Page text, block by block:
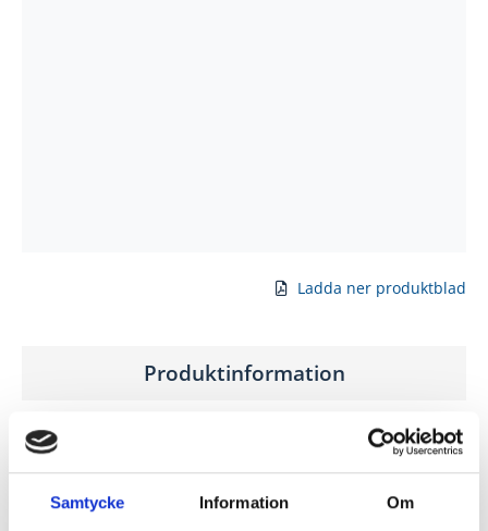
Samtycke Information Om
Ladda ner produktblad
Produktinformation
Med en Getterön SY197 ytterdörr från Br. Johansson
och serien 78 mm får du en stabil dörr. Med en